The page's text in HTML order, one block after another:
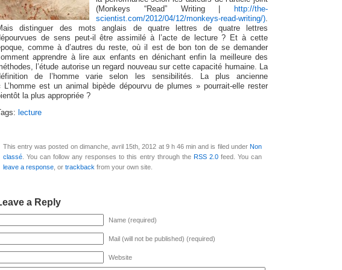
(Monkeys “Read” Writing |
http://the-
scientist.com/2012/04/12/monkeys-read-writing/)
distinguer des mots anglais de quatre lettres de quatre lettres
de sens peut-il être assimilé à l’acte de lecture ? Et à cette
comme à d’autres du reste, où il est de bon ton de se demander
apprendre à lire aux enfants en dénichant enfin la meilleure des
l’étude autorise un regard nouveau sur cette capacité humaine. La
de l’homme varie selon les sensibilités. La plus ancienne
L’homme est un animal bipède dépourvu de plumes » pourrait-elle rester
la plus appropriée ?
lecture
This entry was posted on dimanche, avril 15th, 2012 at 9 h 46 min and is filed under Non
classé . You can follow any responses to this entry through the RSS 2.0feed. You can
leave a response , or trackback from your own site.
a Reply
Name (required)
Mail (will not be published) (required)
Website